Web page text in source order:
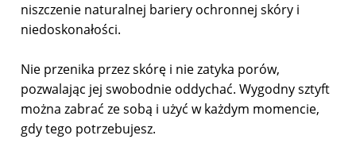
niszczenie naturalnej bariery ochronnej skóry i
niedoskonałości.
Nie przenika przez skórę i nie zatyka porów,
pozwalając jej swobodnie oddychać. Wygodny sztyft
można zabrać ze sobą i użyć w każdym momencie,
gdy tego potrzebujesz.